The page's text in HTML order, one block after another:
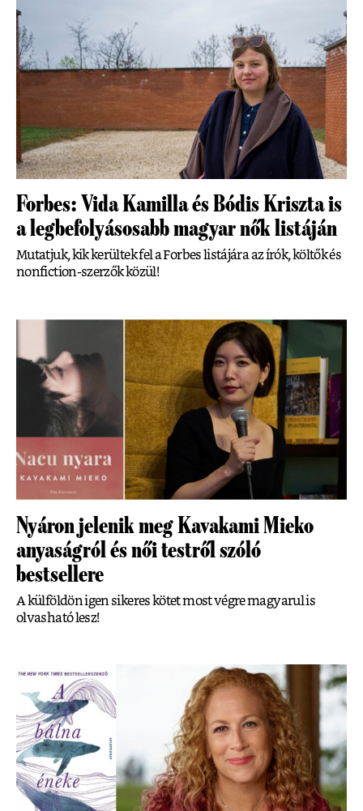
Forbes: Vida Kamilla és Bódis Kriszta is
a legbefolyásosabb magyar nők listáján
Mutatjuk, kik kerültek fel a Forbes listájára az írók, költők és
nonfiction-szerzők közül!
Nyáron jelenik meg Kavakami Mieko
anyaságról és női testről szóló
bestsellere
A külföldön igen sikeres kötet most végre magyarul is
olvasható lesz!